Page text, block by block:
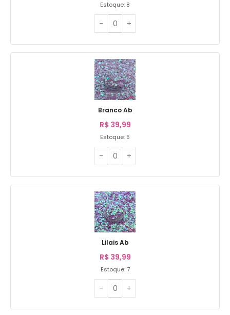
Estoque: 8
Branco Ab
R$ 39,99
Estoque: 5
Lilais Ab
R$ 39,99
Estoque: 7